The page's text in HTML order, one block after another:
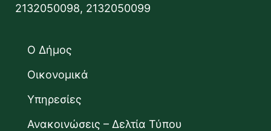
2132050098, 2132050099
Ο Δήμος
Οικονομικά
Υπηρεσίες
Ανακοινώσεις – Δελτία Τύπου